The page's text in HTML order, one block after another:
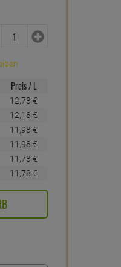
Preis / L
12, 78 €
12, 18 €
11, 98 €
11, 98 €
11, 78 €
11, 78 €